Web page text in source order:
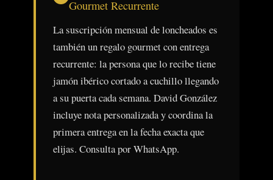
Gourmet Recurrente
La suscripción mensual de loncheados es
también un regalo gourmet con entrega
recurrente: la persona que lo recibe tiene
jamón ibérico cortado a cuchillo llegando
a su puerta cada semana. David González
incluye nota personalizada y coordina la
primera entrega en la fecha exacta que
elijas. Consulta por WhatsApp.